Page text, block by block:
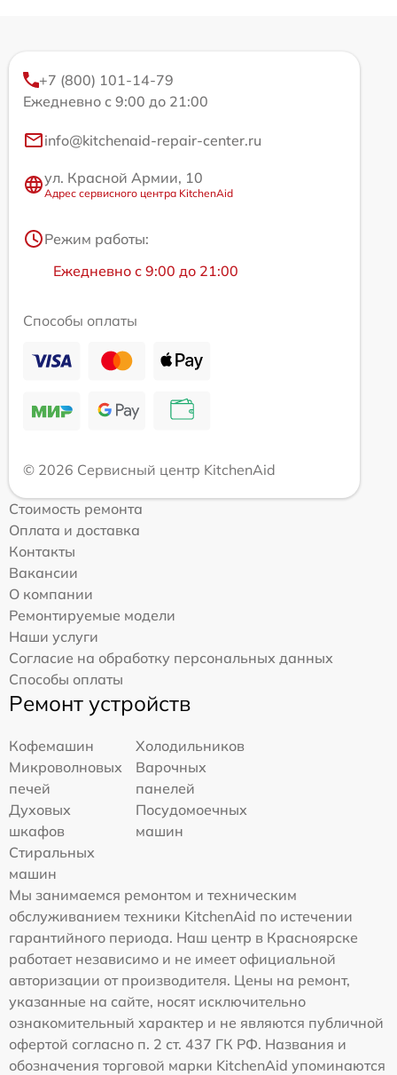
+7 (800) 101-14-79
Ежедневно с 9:00 до 21:00
info@kitchenaid-repair-center.ru
ул. Красной Армии, 10
Адрес сервисного центра KitchenAid
Режим работы:
Ежедневно с 9:00 до 21:00
Способы оплаты
© 2026 Сервисный центр KitchenAid
Стоимость ремонта
Оплата и доставка
Контакты
Вакансии
О компании
Ремонтируемые модели
Наши услуги
Согласие на обработку персональных данных
Способы оплаты
Ремонт устройств
Кофемашин
Холодильников
Микроволновых
печей
Варочных
панелей
Духовых
шкафов
Посудомоечных
машин
Стиральных
машин
Мы занимаемся ремонтом и техническим
обслуживанием техники KitchenAid по истечении
гарантийного периода. Наш центр в Красноярске
работает независимо и не имеет официальной
авторизации от производителя. Цены на ремонт,
указанные на сайте, носят исключительно
ознакомительный характер и не являются публичной
офертой согласно п. 2 ст. 437 ГК РФ. Названия и
обозначения торговой марки KitchenAid упоминаются